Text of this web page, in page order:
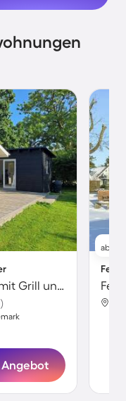
Wunderschönes Ferienhaus mit Grill und Garten | Ideal für Homeoffice
ab